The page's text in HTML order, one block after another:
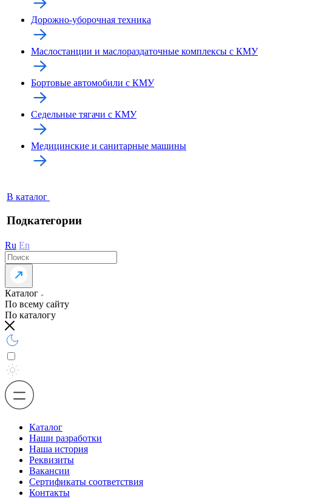
Дорожно-уборочная техника
Маслостанции и маслораздаточные комплексы с КМУ
Бортовые автомобили с КМУ
Седельные тягачи с КМУ
Медицинские и санитарные машины
В каталог
Подкатегории
Ru En
Каталог
По всему сайту
По каталогу
Каталог
Наши разработки
Наша история
Реквизиты
Вакансии
Сертификаты соответствия
Контакты